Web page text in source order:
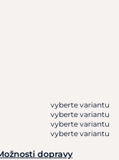
vyberte variantu
vyberte variantu
vyberte variantu
vyberte variantu
dopravy